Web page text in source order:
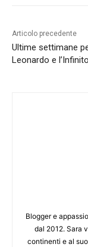
Articolo precedente
Ultime settimane
Leonardo e l’Infinito
Blogger e
dal 2012. Sara
continenti e al